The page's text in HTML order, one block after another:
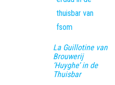
La Guillotine van
Brouwerij
‘Huyghe’ in de
Thuisbar